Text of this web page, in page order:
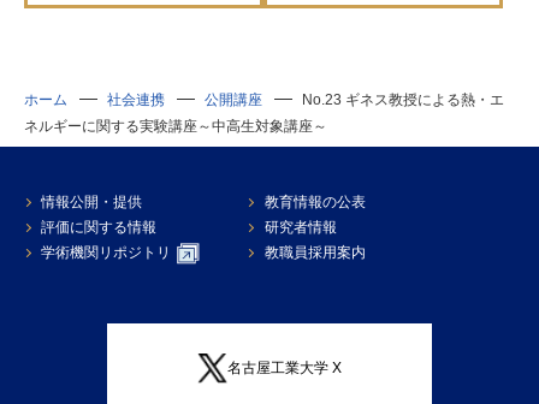
ホーム 社会連携 公開講座
No.23 ギネス教授による熱・エ
ネルギーに関する実験講座～中高生対象講座～
情報公開・提供
教育情報の公表
評価に関する情報
研究者情報
学術機関リポジトリ
教職員採用案内
名古屋工業大学 X